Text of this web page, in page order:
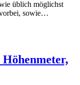
üblich möglichst
vorbei, sowie…